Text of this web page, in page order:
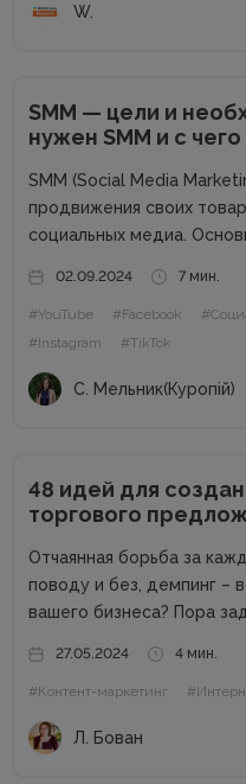
W.
SMM — цели и
нужен SMM и с
SMM (Social Media
продвижения своих
социальных медиа.
большая
постоянная
02.09.2024 7 мин.
#YouTube #Facebook
#Instagram
#TikTok
С. Мельник(Куропій)
48 идей для
торгового
Отчаянная борьба за
поводу и без, демпинг –
вашего бизнеса? Пора
как выделиться среди
внимание к продуктам...
27.05.2024 4 мин.
#Контент-маркетинг
Л. Бован